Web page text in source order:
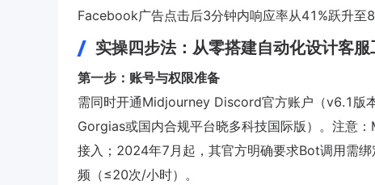
Facebook广告点击后3分钟内响应率从41%跃升至
实操四步法：从零搭建自动化设计客服
第一步：账号与权限准备
需同时开通Midjourney Discord官方账户（v6.1版
Gorgias或国内合规平台晓多科技国际版）。注意
接入；2024年7月起，其官方明确要求Bot调用需
频（≤20次/小时）。